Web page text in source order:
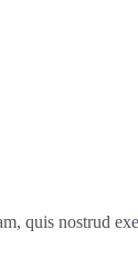
quis nostrud